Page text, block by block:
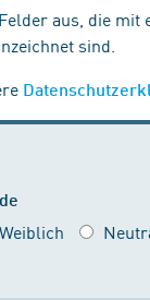
aus, die mit
sind.
Weiblich